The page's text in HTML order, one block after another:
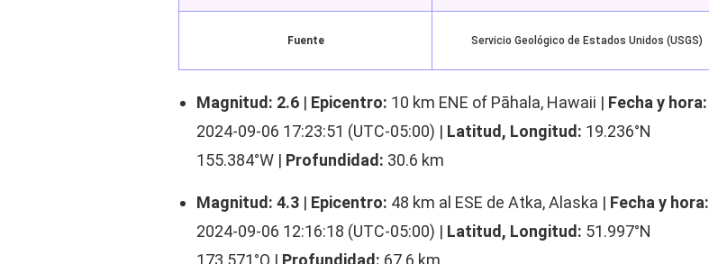
Fuente Servicio Geológico de Estados Unidos (USGS)
Magnitud: 2.6 | Epicentro: 10 km ENE of Pāhala, Hawaii | Fecha y hora:
2024-09-06 17:23:51 (UTC-05:00) | Latitud, Longitud: 19.236°N
155.384°W | Profundidad: 30.6 km
Magnitud: 4.3 | Epicentro: 48 km al ESE de Atka, Alaska | Fecha y hora:
2024-09-06 12:16:18 (UTC-05:00) | Latitud, Longitud: 51.997°N
173.571°O | Profundidad: 67.6 km